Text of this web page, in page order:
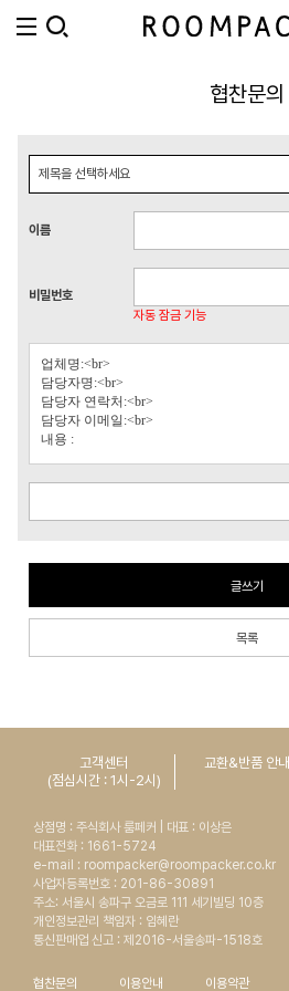
협찬문의
이름
비밀번호
자동 잠금 기능
글쓰기
목록
고객센터
(점심시간 : 1시-2시)
교환&반품 안내
상점명 : 주식회사 룸페커 | 대표 : 이상은
대표전화 : 1661-5724
e-mail : roompacker@roompacker.co.kr
사업자등록번호 : 201-86-30891
주소: 서울시 송파구 오금로 111 세기빌딩 10층
개인정보관리 책임자 : 임혜란
통신판매업 신고 : 제2016-서울송파-1518호
협찬문의 이용안내 이용약관